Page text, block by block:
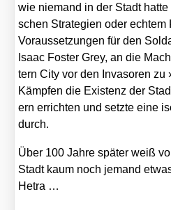
wie nie­mand in der Stadt
schen Stra­te­gien oder
Vor­aus­set­zun­gen für den
Isaac Fos­ter Grey, an die
tern City vor den Inva­so­ren zu
Kämp­fen die Exis­tenz der
ern errich­ten und setz­te eine
durch.
Über 100 Jah­re spä­ter weiß
Stadt kaum noch jemand
Hetra …